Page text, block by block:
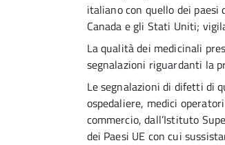
italiano con quello dei paesi
Canada e gli Stati Uniti;
La qualità dei medicinali
segnalazioni riguardanti la
Le segnalazioni di difetti di
ospedaliere, medici
commercio, dall’Istituto
dei Paesi UE con cui